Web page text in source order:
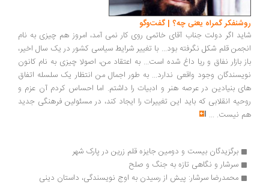
روشنفکر گمراه یعنی چه؟ | گفت‌وگو
شاید اگر دولت جناب آقای خاتمی روی کار نمی آمد، امروز هم چیزی به نام
انجمن قلم شکل نگرفته بود... با تغییر شرایط سیاسی کشور در یک سال اخیر،
باز بازار نفاق و ریا داغ شده است... به اعتقاد من، اصولا چیزی به نام کانون
نویسندگان وجود واقعی ندارد... به طور اجمال من انتظار یک سلسله اتفاق
های بنیادین در عرصه هنر و ادبیات را داشتم. اما احساس کردم آن عزم و
روحیه انقلابی که باید این تغییرات را ایجاد کند، در مسئولین فرهنگی جدید
هم نیست. ...
برگزیدگان بیست و دومین جایزه قلم زرین در پارک شهر
سرشار و نگاهی تازه به جنگ و صلح